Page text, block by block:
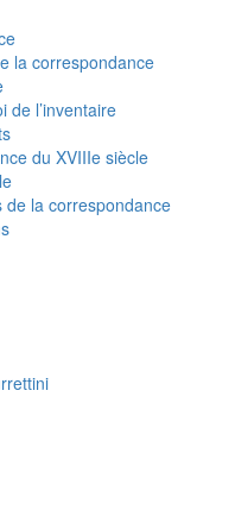
la correspondance
de l’inventaire
du XVIIIe siècle
de la correspondance